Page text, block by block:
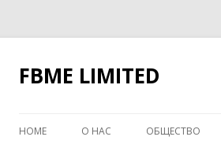
FBME LIMITED
HOME О НАС ОБЩЕСТВО